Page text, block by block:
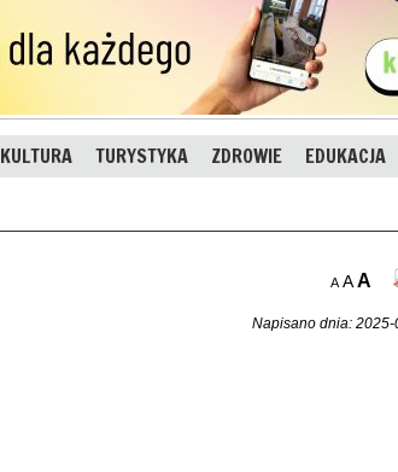
KULTURA TURYSTYKA ZDROWIE EDUKACJA
A AA
Napisano dnia: